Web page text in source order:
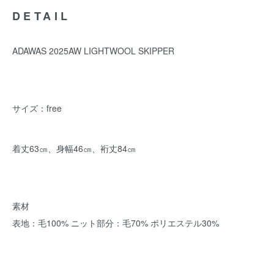
DETAIL
ADAWAS 2025AW LIGHTWOOL SKIPPER
サイズ：free
着丈63㎝、身幅46㎝、裄丈84㎝
素材
表地：毛100% ニット部分：毛70% ポリエステル30%